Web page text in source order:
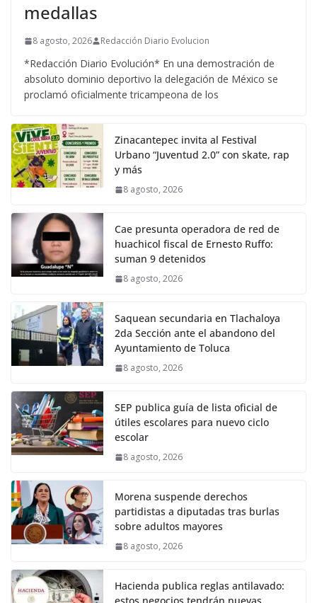
medallas
8 agosto, 2026 Redacción Diario Evolucion
*Redacción Diario Evolución* En una demostración de
absoluto dominio deportivo la delegación de México se
proclamó oficialmente tricampeona de los
Zinacantepec invita al Festival
Urbano “Juventud 2.0” con skate, rap
y más
8 agosto, 2026
Cae presunta operadora de red de
huachicol fiscal de Ernesto Ruffo:
suman 9 detenidos
8 agosto, 2026
Saquean secundaria en Tlachaloya
2da Sección ante el abandono del
Ayuntamiento de Toluca
8 agosto, 2026
SEP publica guía de lista oficial de
útiles escolares para nuevo ciclo
escolar
8 agosto, 2026
Morena suspende derechos
partidistas a diputadas tras burlas
sobre adultos mayores
8 agosto, 2026
Hacienda publica reglas antilavado: